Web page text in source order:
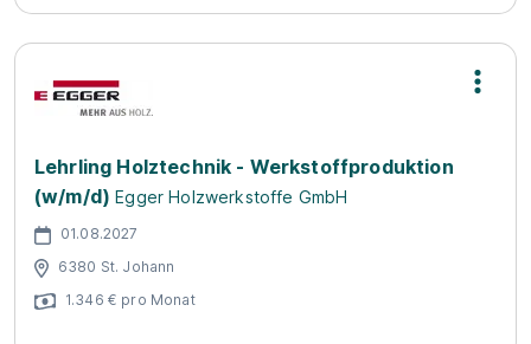
Lehrling Holztechnik - Werkstoffproduktion
(w/m/d) Egger Holzwerkstoffe GmbH
01.08.2027
6380 St. Johann
1.346 € pro Monat